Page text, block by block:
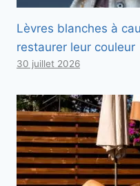
Lèvres blanches à
restaurer leur couleur
30 juillet 2026